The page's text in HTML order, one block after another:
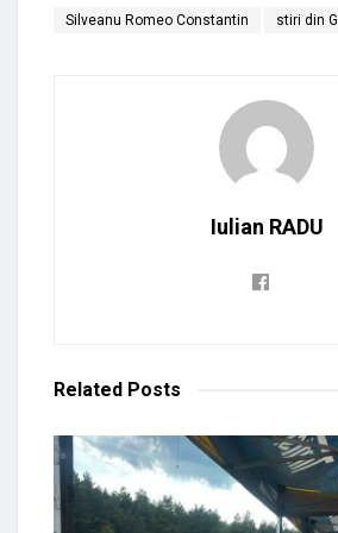
Silveanu Romeo Constantin stiri din
Iulian RADU
Related Posts